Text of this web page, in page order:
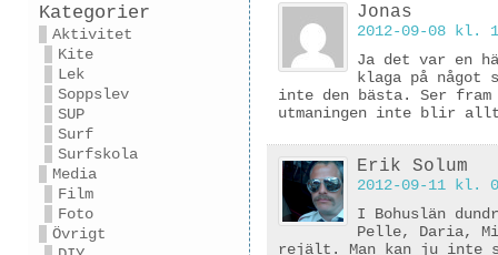
Kategorier
Aktivitet
Kite
Lek
Soppslev
SUP
Surf
Surfskola
Media
Film
Foto
Övrigt
Jonas
2012-09-08 kl.
Ja det var en
klaga på
inte den bästa. Ser fram
utmaningen inte blir
Erik Solum
2012-09-11 kl.
I Bohuslän
Pelle, Daria,
rejält. Man kan ju inte